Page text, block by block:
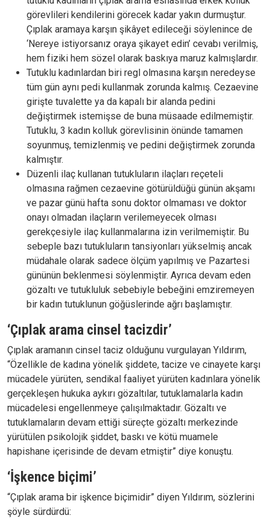
görevlileri kendilerini görecek kadar yakın durmuştur.
Çıplak aramaya karşın şikâyet edileceği söylenince de
‘Nereye istiyorsanız oraya şikayet edin’ cevabı verilmiş,
hem fiziki hem sözel olarak baskıya maruz kalmışlardır.
Tutuklu kadınlardan biri regl olmasına karşın neredeyse
tüm gün aynı pedi kullanmak zorunda kalmış. Cezaevine
girişte tuvalette ya da kapalı bir alanda pedini
değiştirmek istemişse de buna müsaade edilmemiştir.
Tutuklu, 3 kadın kolluk görevlisinin önünde tamamen
soyunmuş, temizlenmiş ve pedini değiştirmek zorunda
kalmıştır.
Düzenli ilaç kullanan tutukluların ilaçları reçeteli
olmasına rağmen cezaevine götürüldüğü günün akşamı
ve pazar günü hafta sonu doktor olmaması ve doktor
onayı olmadan ilaçların verilemeyecek olması
gerekçesiyle ilaç kullanmalarına izin verilmemiştir. Bu
sebeple bazı tutukluların tansiyonları yükselmiş ancak
müdahale olarak sadece ölçüm yapılmış ve Pazartesi
gününün beklenmesi söylenmiştir. Ayrıca devam eden
gözaltı ve tutukluluk sebebiyle bebeğini emziremeyen
bir kadın tutuklunun göğüslerinde ağrı başlamıştır.
‘Çıplak arama cinsel tacizdir’
Çıplak aramanın cinsel taciz olduğunu vurgulayan Yıldırım,
“Özellikle de kadına yönelik şiddete, tacize ve cinayete karşı
mücadele yürüten, sendikal faaliyet yürüten kadınlara yönelik
gerçekleşen hukuka aykırı gözaltılar, tutuklamalarla kadın
mücadelesi engellenmeye çalışılmaktadır. Gözaltı ve
tutuklamaların devam ettiği süreçte gözaltı merkezinde
yürütülen psikolojik şiddet, baskı ve kötü muamele
hapishane içerisinde de devam etmiştir” diye konuştu.
‘İşkence biçimi’
“Çıplak arama bir işkence biçimidir” diyen Yıldırım, sözlerini
şöyle sürdürdü: